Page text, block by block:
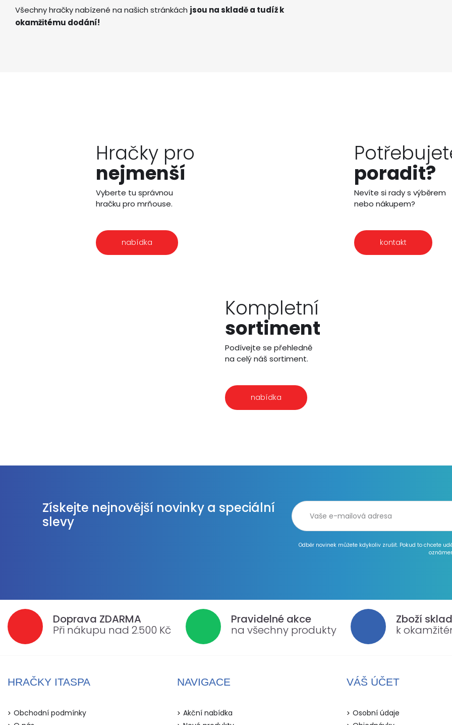
Všechny hračky nabízené na našich stránkách jsou na skladě a tudíž k
okamžitému dodání!
Hračky pro
nejmenší
Vyberte tu správnou
hračku pro mrňouse.
nabídka
poradit?
Nevíte si rady s výběrem
nebo nákupem?
kontakt
Kompletní
sortiment
Podívejte se přehledně
na celý náš sortiment.
nabídka
Získejte nejnovější novinky a speciální
slevy
Odběr novinek můžete kdykoliv zrušit. Pokud to chcete
Doprava ZDARMA
Při nákupu nad 2.500 Kč
Pravidelné akce
na všechny produkty
Zboží
k
HRAČKY ITASPA
Obchodní podmínky
NAVIGACE
Akční nabídka
VÁŠ ÚČET
Osobní údaje